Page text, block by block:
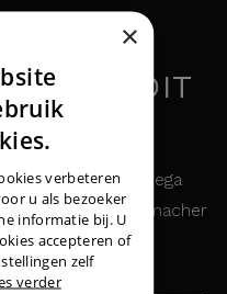
IN DIT
over de Omega
Michael Schumacher
Automatic
€ 3.750,-
GERMAN
×
verbeteren
u als bezoeker
informatie bij. U
accepteren of
zelf
verder